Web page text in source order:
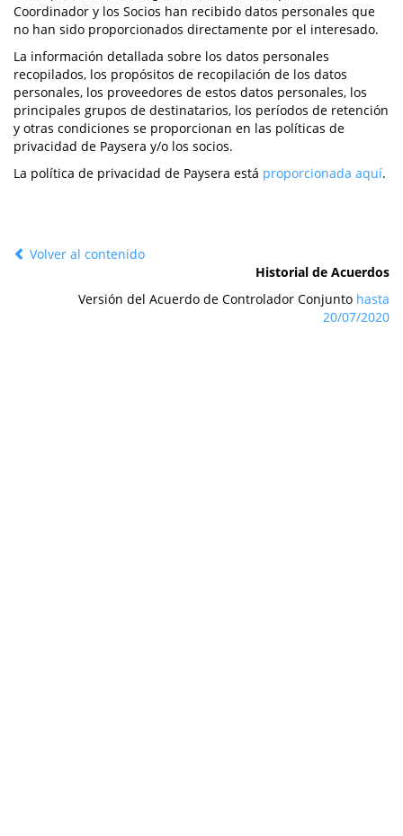
Coordinador y los Socios han recibido datos personales que
no han sido proporcionados directamente por el interesado.
La información detallada sobre los datos personales
recopilados, los propósitos de recopilación de los datos
personales, los proveedores de estos datos personales, los
principales grupos de destinatarios, los períodos de retención
y otras condiciones se proporcionan en las políticas de
privacidad de Paysera y/o los socios.
La política de privacidad de Paysera está proporcionada aquí.
Volver al contenido
Historial de Acuerdos
Versión del Acuerdo de Controlador Conjunto hasta
20/07/2020